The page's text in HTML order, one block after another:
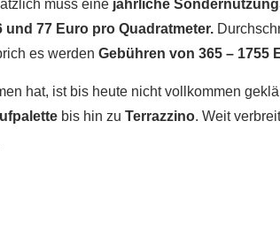
muss eine jährliche
und 77 Euro pro Quadratmeter.
es werden Gebühren von 365 – 1755
hat, ist bis heute nicht vollkommen
bis hin zu Terrazzino. Weit